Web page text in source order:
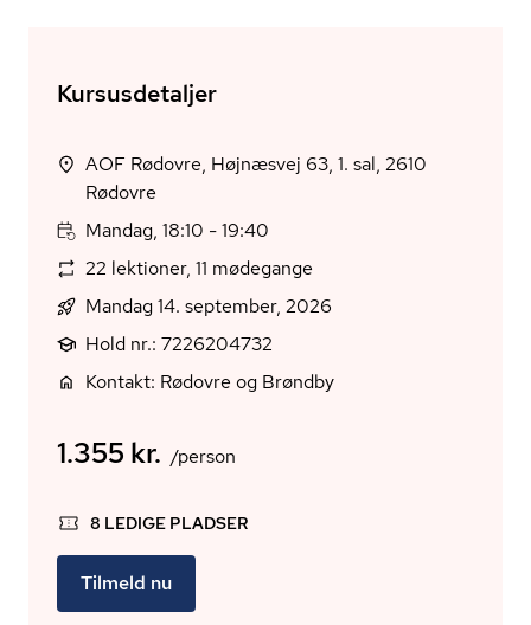
Kursusdetaljer
AOF Rødovre, Højnæsvej 63, 1. sal, 2610
Rødovre
Mandag, 18:10 - 19:40
22 lektioner, 11 mødegange
Mandag 14. september, 2026
Hold nr.: 7226204732
Kontakt: Rødovre og Brøndby
1.355 kr. /person
8 LEDIGE PLADSER
Tilmeld nu